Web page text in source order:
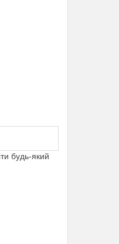
будь-який